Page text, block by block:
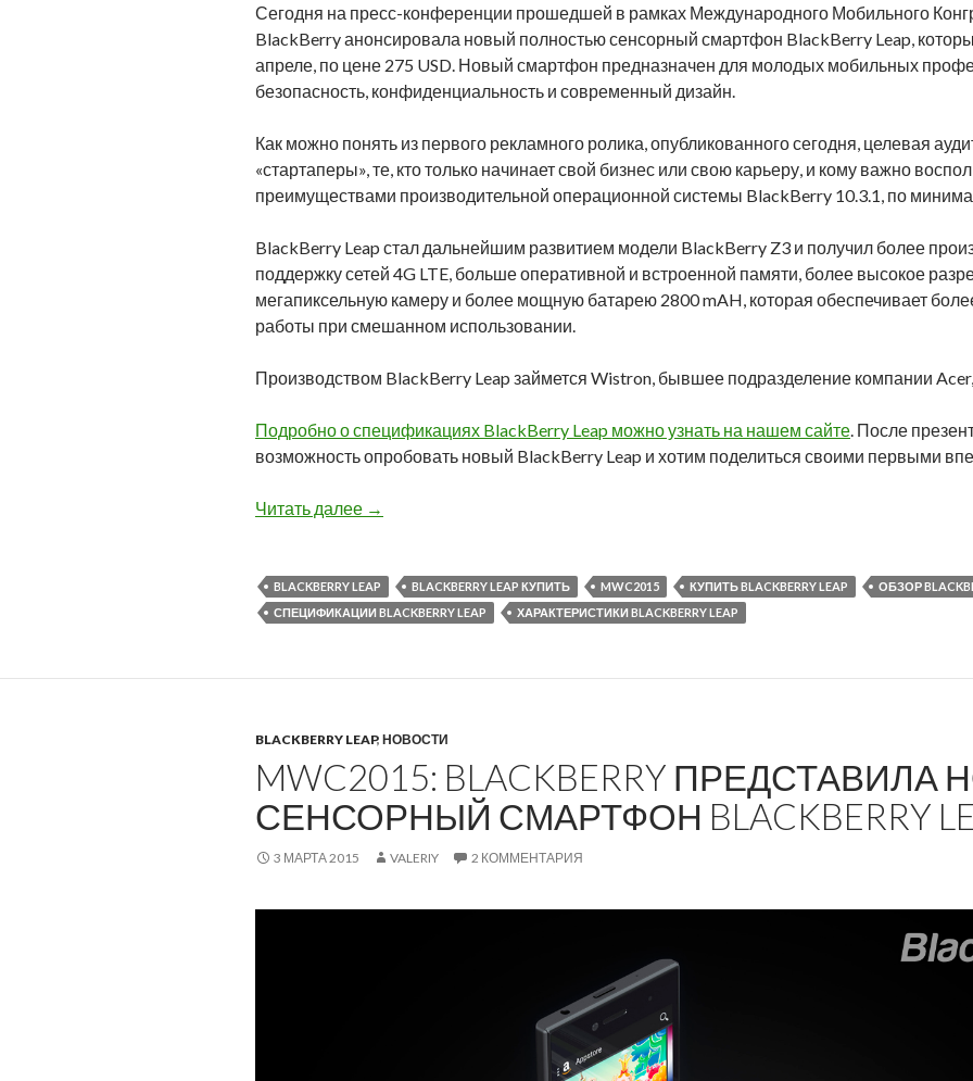
Сегодня на пресс-конференции прошедшей в рамках Международного Мобильного
BlackBerry анонсировала новый полностью сенсорный смартфон BlackBerry Leap,
апреле, по цене 275 USD. Новый смартфон предназначен для молодых мобильных
безопасность, конфиденциальность и современный дизайн.
Как можно понять из первого рекламного ролика, опубликованного сегодня, целевая
«стартаперы», те, кто только начинает свой бизнес или свою карьеру, и кому важно
преимуществами производительной операционной системы BlackBerry 10.3.1, по
BlackBerry Leap стал дальнейшим развитием модели BlackBerry Z3 и получил более
поддержку сетей 4G LTE, больше оперативной и встроенной памяти, более высокое
мегапиксельную камеру и более мощную батарею 2800 mAH, которая обеспечивает
работы при смешанном использовании.
Производством BlackBerry Leap займется Wistron, бывшее подразделение компании
Подробно о спецификациях BlackBerry Leap можно узнать на нашем сайте. После
возможность опробовать новый BlackBerry Leap и хотим поделиться своими первыми
Читать далее MWC2015: BlackBerry Leap — телефон для «стартаперов»
→
BLACKBERRY LEAP BLACKBERRY LEAP КУПИТЬ MWC2015 КУПИТЬ BLACKBERRY LEAP
ОБЗОР
СПЕЦИФИКАЦИИ BLACKBERRY LEAP
ХАРАКТЕРИСТИКИ BLACKBERRY LEAP
BLACKBERRY LEAP, НОВОСТИ
MWC2015: BLACKBERRY
СЕНСОРНЫЙ СМАРТФОН BLACKBERRY
3 МАРТА 2015 VALERIY 2 КОММЕНТАРИЯ